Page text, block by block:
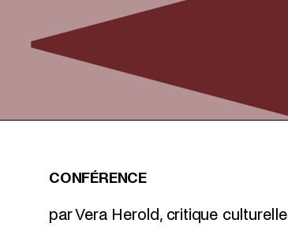
CONFÉRENCE
par Vera Herold, critique culturelle